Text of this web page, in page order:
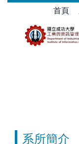
首頁
系所簡介